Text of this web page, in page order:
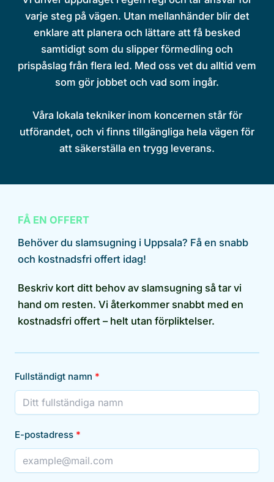
varje steg på vägen. Utan mellanhänder blir det
enklare att planera och lättare att få besked
samtidigt som du slipper förmedling och
prispåslag från flera led. Med oss vet du alltid vem
som gör jobbet och vad som ingår.
Våra lokala tekniker inom koncernen står för
utförandet, och vi finns tillgängliga hela vägen för
att säkerställa en trygg leverans.
FÅ EN OFFERT
Behöver du slamsugning i Uppsala? Få en snabb
och kostnadsfri offert idag!
Beskriv kort ditt behov av slamsugning så tar vi
hand om resten. Vi återkommer snabbt med en
kostnadsfri offert – helt utan förpliktelser.
Fullständigt namn
E-postadress